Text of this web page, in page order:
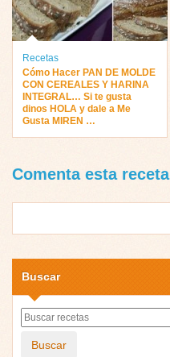
Recetas
Cómo Hacer PAN DE MOLDE
CON CEREALES Y HARINA
INTEGRAL… Si te gusta
dinos HOLA y dale a Me
Gusta MIREN …
Comenta esta receta
Buscar
Buscar